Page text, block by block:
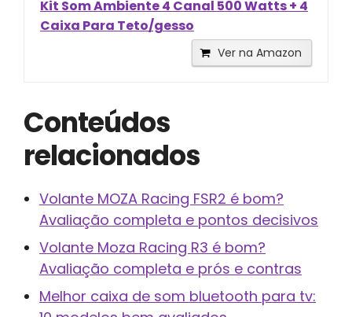
Kit Som Ambiente 4 Canal 500 Watts + 4
Caixa Para Teto/gesso
Ver na Amazon
Conteúdos
relacionados
Volante MOZA Racing FSR2 é bom?
Avaliação completa e pontos decisivos
Volante Moza Racing R3 é bom?
Avaliação completa e prós e contras
Melhor caixa de som bluetooth para tv: